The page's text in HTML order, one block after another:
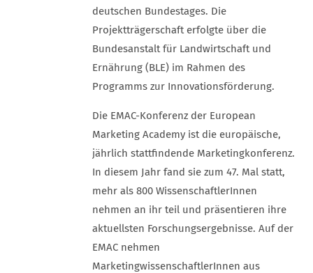
deutschen Bundestages. Die
Projektträgerschaft erfolgte über die
Bundesanstalt für Landwirtschaft und
Ernährung (BLE) im Rahmen des
Programms zur Innovationsförderung.
Die EMAC-Konferenz der European
Marketing Academy ist die europäische,
jährlich stattfindende Marketingkonferenz.
In diesem Jahr fand sie zum 47. Mal statt,
mehr als 800 WissenschaftlerInnen
nehmen an ihr teil und präsentieren ihre
aktuellsten Forschungsergebnisse. Auf der
EMAC nehmen
MarketingwissenschaftlerInnen aus